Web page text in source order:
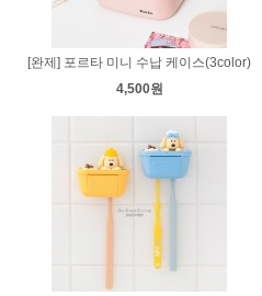
[완제] 포르타 미니 수납 케이스(3color)
4,500원